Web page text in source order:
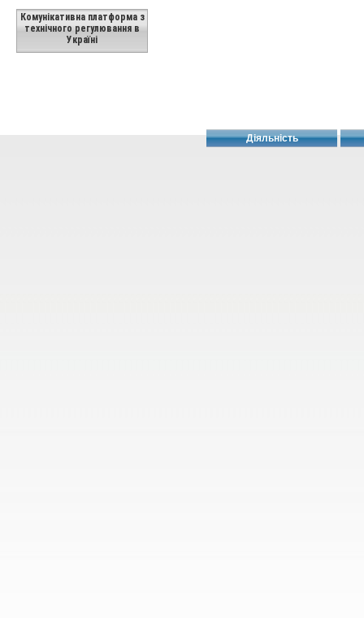
Комунікативна платформа з
технічного регулювання в
Україні
Діяльність